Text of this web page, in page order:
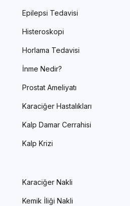
Epilepsi Tedavisi
Histeroskopi
Horlama Tedavisi
İnme Nedir?
Prostat Ameliyatı
Karaciğer Hastalıkları
Kalp Damar Cerrahisi
Kalp Krizi
Karaciğer Nakli
Kemik İliği Nakli